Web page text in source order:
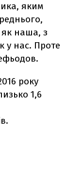
яким
наша, з
у нас. Проте
року
1,6